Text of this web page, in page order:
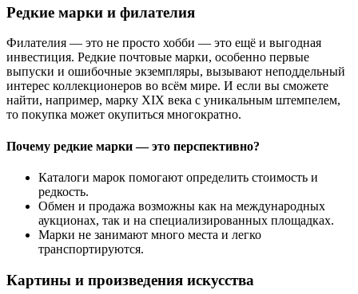
Редкие марки и филателия
Филателия — это не просто хобби — это ещё и выгодная
инвестиция. Редкие почтовые марки, особенно первые
выпуски и ошибочные экземпляры, вызывают неподдельный
интерес коллекционеров во всём мире. И если вы сможете
найти, например, марку XIX века с уникальным штемпелем,
то покупка может окупиться многократно.
Почему редкие марки — это перспективно?
Каталоги марок помогают определить стоимость и
редкость.
Обмен и продажа возможны как на международных
аукционах, так и на специализированных площадках.
Марки не занимают много места и легко
транспортируются.
Картины и произведения искусства